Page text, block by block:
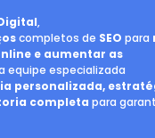
,
completos de SEO para
e aumentar as
equipe especializada
personalizada,
completa para